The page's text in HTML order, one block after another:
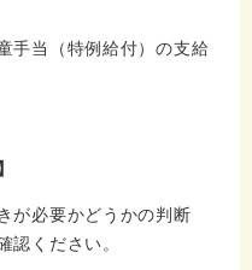
手当（特例給付）の支給
が必要かどうかの判断
認ください。